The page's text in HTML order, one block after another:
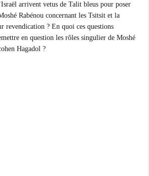
arrivent vetus de Talit bleus pour poser
Rabénou concernant les Tsitsit et la
revendication ? En quoi ces questions
en question les rôles singulier de Moshé
Hagadol ?